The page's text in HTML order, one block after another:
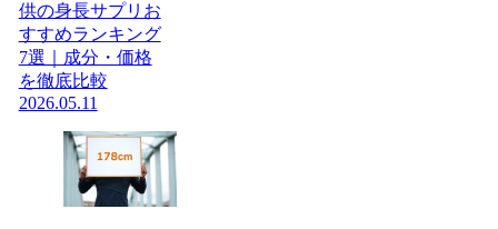
供の身長サプリお
すすめランキング
7選｜成分・価格
を徹底比較
2026.05.11